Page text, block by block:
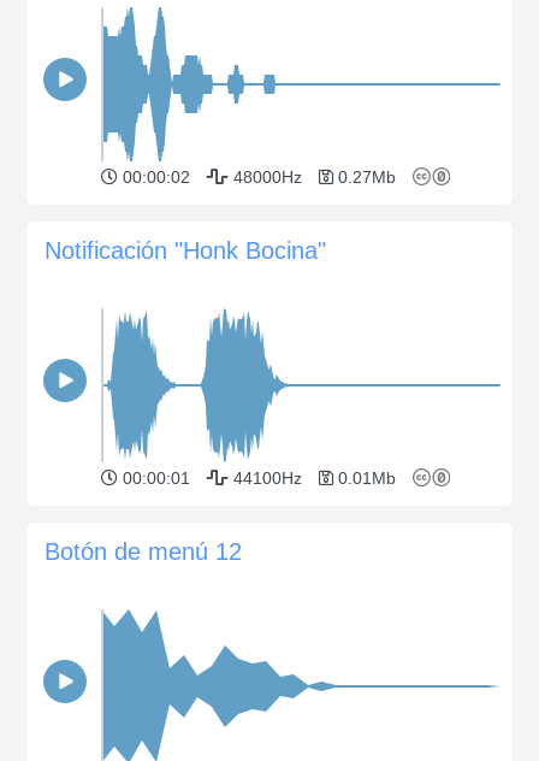
00:00:02 48000Hz 0.27Mb
Notificación "Honk Bocina"
00:00:01 44100Hz 0.01Mb
Botón de menú 12